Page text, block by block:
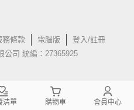
務條款 電腦版
登入/註冊
公司 統編：27365925
清單 購物車 會員中心